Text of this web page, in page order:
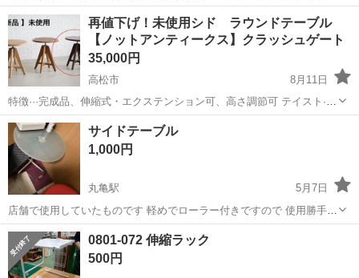
ンターレディ(ナイトワーク系)、2店長・マネージャー候補(ナイトワー
ク系)、3ガールズバー・キャバクラ・スナックその他(ナイトワーク系)
<雇用形態> アルバイ...
アルバイト・パート
再値下げ！未使用シド ラウンドテーブル
【ノットアンティークス】クラッシュゲート
35,000円
高松市
8月11日
特徴···完成品、伸縮式・エクステンション可、高さ調節可 テイスト···
アジアン 天板の形状···円型 天板の素材···木 シド ラウンドテーブル 天
板を回転させて好きな高さに変えることができる昇降式テーブル。チ
ェアを合...
香川 高松市 テーブル ラウンドテーブル
サイドテーブル
1,000円
丸亀駅
5月7日
店舗で使用していたものです 軽めでローラー付きですので 使用勝手が
良いと思います^ ^ テーブルのみです。 写真に写っている他のものは
付属いたしません。 この他にもテーブル、ソファーなど 不要になった
ものを掲載中です ...
香川 丸亀市 テーブル
0801-072 伸縮ラック
500円